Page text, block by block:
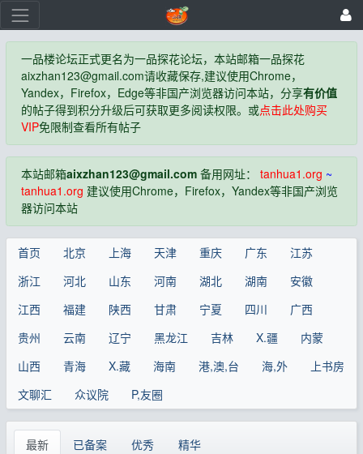
一品楼论坛正式更名为一品探花论坛，本站邮箱一品探花
aixzhan123@gmail.com请收藏保存,建议使用Chrome，
Yandex，Firefox，Edge等非国产浏览器访问本站，分享有价值
的帖子得到积分升级后可获取更多阅读权限。或点击此处购买
VIP免限制查看所有帖子
本站邮箱aixzhan123@gmail.com备用网址： tanhua1.org ~
tanhua1.org 建议使用Chrome，Firefox，Yandex等非国产浏览
器访问本站
首页 北京 上海 天津 重庆 广东
江苏
浙江
河北 山东 河南 湖北 湖南
安徽
江西
福建 陕西 甘肃 宁夏 四川
广西
贵州
云南 辽宁 黑龙江 吉林 X.疆
内蒙
山西
青海 X.藏 海南 港,澳,台 海,外
上书房
文聊汇
众议院 P,友圈
最新 已备案 优秀 精华